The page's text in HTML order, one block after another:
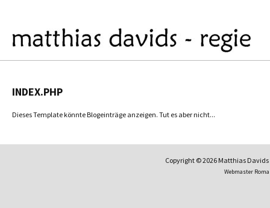
INDEX.PHP
Dieses Template könnte Blogeinträge anzeigen. Tut es aber nicht...
Copyright © 2026 Matthias
Webmaster